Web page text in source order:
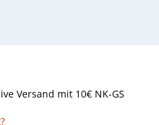
Versand mit 10€ NK-GS